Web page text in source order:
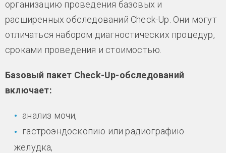
организацию проведения базовых и
расширенных обследований Check-Up. Они могут
отличаться набором диагностических процедур,
сроками проведения и стоимостью.
Базовый пакет Check-Up-обследований
включает:
анализ мочи,
гастроэндоскопию или радиографию
желудка,